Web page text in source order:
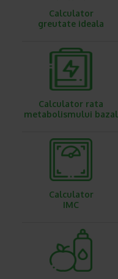
Calculator
greutate ideala
Calculator rata
metabolismului bazal
Calculator
IMC